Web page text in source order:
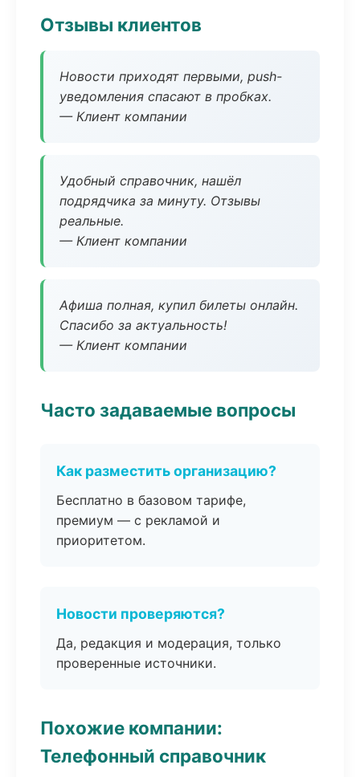
Отзывы клиентов
Новости приходят первыми, push-
уведомления спасают в пробках.
— Клиент компании
Удобный справочник, нашёл
подрядчика за минуту. Отзывы
реальные.
— Клиент компании
Афиша полная, купил билеты онлайн.
Спасибо за актуальность!
— Клиент компании
Часто задаваемые вопросы
Как разместить организацию?
Бесплатно в базовом тарифе,
премиум — с рекламой и
приоритетом.
Новости проверяются?
Да, редакция и модерация, только
проверенные источники.
Похожие компании:
Телефонный справочник